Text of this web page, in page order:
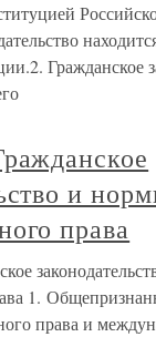
Гражданское
и
права
1.
права и